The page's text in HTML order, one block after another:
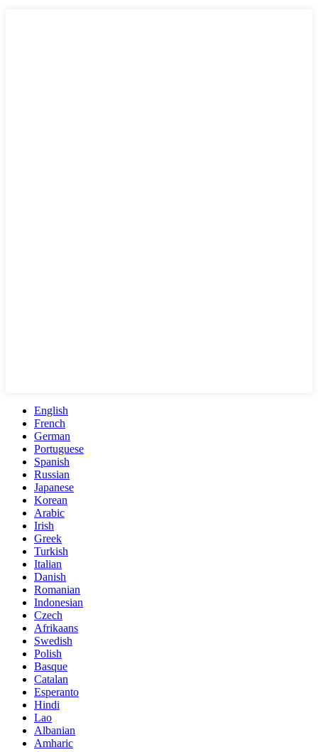
English
French
German
Portuguese
Spanish
Russian
Japanese
Korean
Arabic
Irish
Greek
Turkish
Italian
Danish
Romanian
Indonesian
Czech
Afrikaans
Swedish
Polish
Basque
Catalan
Esperanto
Hindi
Lao
Albanian
Amharic